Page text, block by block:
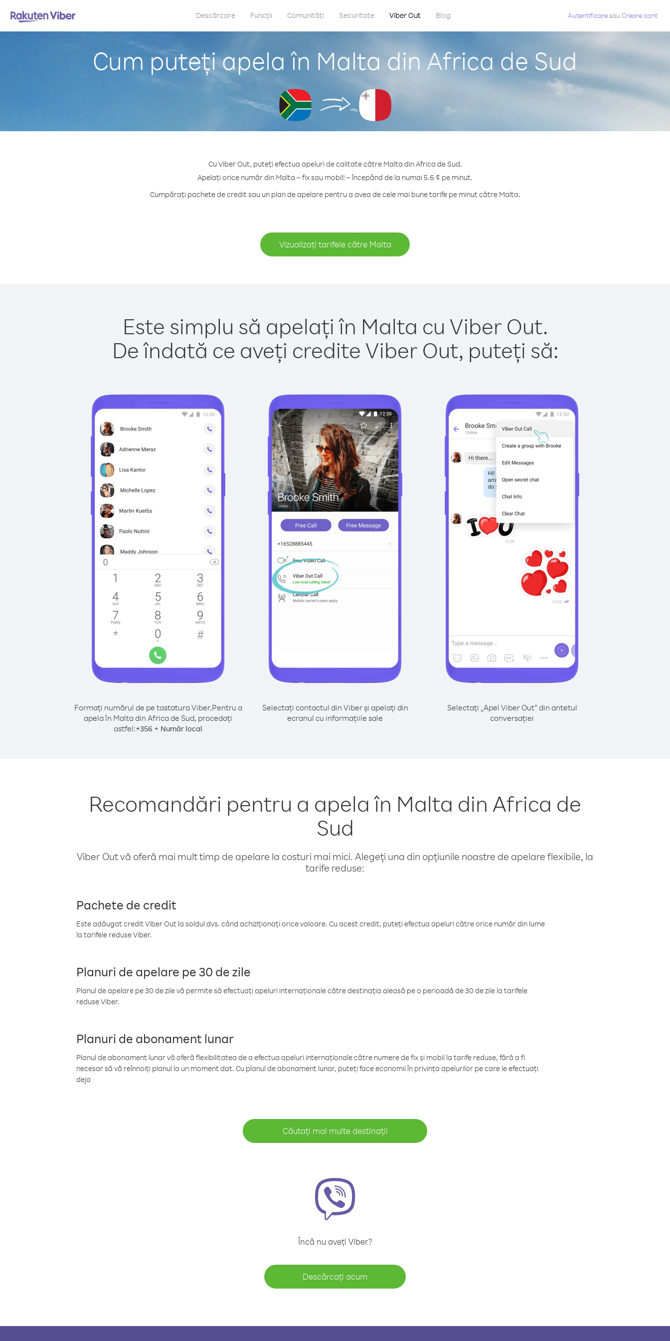
Descărcare Funcții Comunități Securitate Viber Out Blog Autentificaresau Creare cont
Cum puteți apela în Malta din Africa de Sud
Cu Viber Out, puteți efectua apeluri de calitate către Malta din Africa de Sud.
Apelați orice număr din Malta – fix sau mobil! – începând de la numai 5.6 ¢ pe minut.
Cumpărați pachete de credit sau un plan de apelare pentru a avea de cele mai bune tarife pe minut către Malta.
Vizualizați tarifele către Malta
Este simplu să apelați în Malta cu Viber Out.
De îndată ce aveți credite Viber Out, puteți să:
Formați numărul de pe tastatura Viber.Pentru a
apela în Malta din Africa de Sud, procedați
astfel:+356 + Număr local
Selectați contactul din Viber și apelați din
ecranul cu informațiile sale
Selectați „Apel Viber Out” din antetul
conversației
Recomandări pentru a apela în Malta din Africa de
Sud
Viber Out vă oferă mai mult timp de apelare la costuri mai mici. Alegeți una din opțiunile noastre de apelare flexibile, la
tarife reduse:
Pachete de credit
Este adăugat credit Viber Out la soldul dvs. când achiziționați orice valoare. Cu acest credit, puteți efectua apeluri către orice număr din lume
la tarifele reduse Viber.
Planuri de apelare pe 30 de zile
Planul de apelare pe 30 de zile vă permite să efectuați apeluri internaționale către destinația aleasă pe o perioadă de 30 de zile la tarifele
reduse Viber.
Planuri de abonament lunar
Planul de abonament lunar vă oferă flexibilitatea de a efectua apeluri internaționale către numere de fix și mobil la tarife reduse, fără a fi
necesar să vă reînnoiți planul la un moment dat. Cu planul de abonament lunar, puteți face economii în privința apelurilor pe care le efectuați
deja
Căutați mai multe destinații
Încă nu aveți Viber?
Descărcați acum